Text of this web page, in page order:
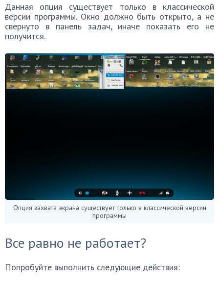
Данная опция существует только в классической
версии программы. Окно должно быть открыто, а не
свернуто в панель задач, иначе показать его не
получится.
Опция захвата экрана существует только в классической версии
программы
Все равно не работает?
Попробуйте выполнить следующие действия: